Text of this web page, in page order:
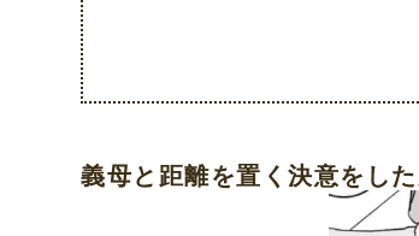
義母と距離を置く決意をし